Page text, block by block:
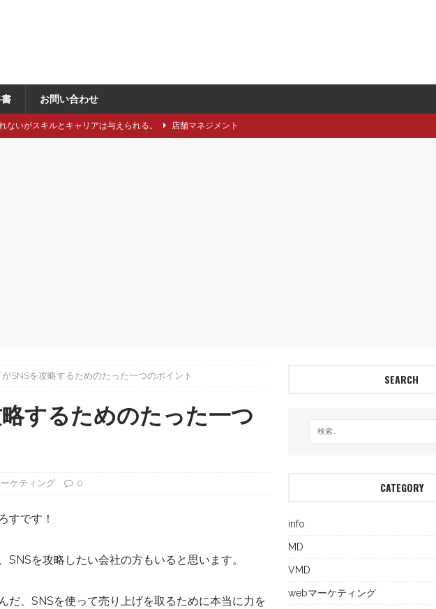
お問い合わせ
ないがスキルとキャリアは与えられる。 店舗マネジメント
SNSを攻略するためのたった一つのポイント
するためのたった一つ
ケティング 0
すです！
SNSを攻略したい会社の方もいると思います。
だ、SNSを使って売り上げを取るために本当に力を
SEARCH
CATEGORY
info
MD
VMD
webマーケティング